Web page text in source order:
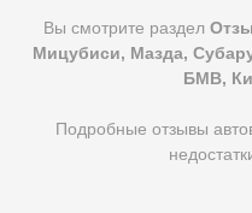
Вы смотрите раздел
Мицубиси, Мазда,
БМВ,
Подробные отзывы